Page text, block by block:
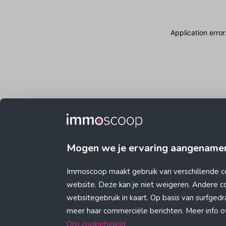
Mogen we je ervaring
Immoscoop maakt gebruik van verschillende
website. Deze kan je niet weigeren. Andere
websitegebruik in kaart. Op basis van
meer haar commerciële berichten. Meer info
Ons cookiebeleid
Application